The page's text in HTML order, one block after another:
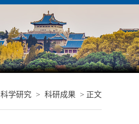
科学研究 > 科研成果 > 正文